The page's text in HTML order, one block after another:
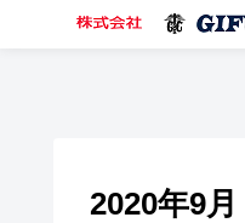
2020年9